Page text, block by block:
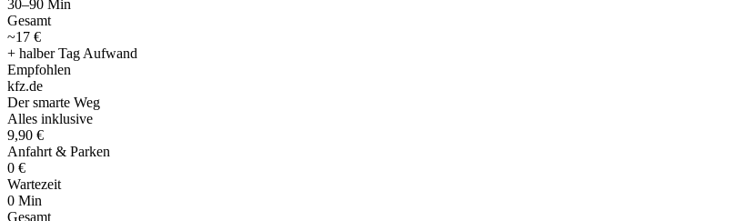
30–90 Min
Gesamt
~17 €
+ halber Tag Aufwand
Empfohlen
kfz.de
Der smarte Weg
Alles inklusive
9,90 €
Anfahrt & Parken
0 €
Wartezeit
0 Min
Gesamt